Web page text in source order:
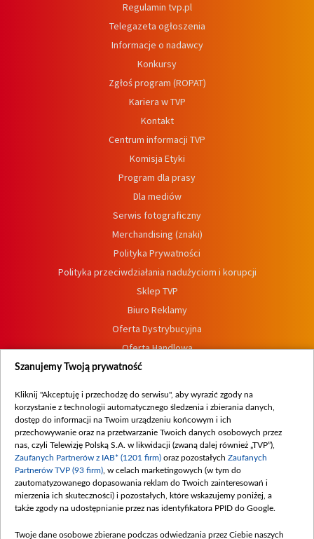
Regulamin tvp.pl
Telegazeta ogłoszenia
Informacje o nadawcy
Konkursy
Zgłoś program (ROPAT)
Kariera w TVP
Kontakt
Centrum informacji TVP
Komisja Etyki
Program dla prasy
Dla mediów
Serwis fotograficzny
Merchandising (znaki)
Polityka Prywatności
Polityka przeciwdziałania nadużyciom i korupcji
Sklep TVP
Biuro Reklamy
Oferta Dystrybucyjna
Oferta Handlowa
Dostępność
Procedura zgłoszeń wewnętrznych
Szanujemy Twoją prywatność
Kliknij "Akceptuję i przechodzę do serwisu", aby wyrazić zgody na
korzystanie z technologii automatycznego śledzenia i zbierania danych,
dostęp do informacji na Twoim urządzeniu końcowym i ich
przechowywanie oraz na przetwarzanie Twoich danych osobowych przez
nas, czyli Telewizję Polską S.A. w likwidacji (zwaną dalej również „TVP”),
Zaufanych Partnerów z IAB* (1201 firm) oraz pozostałych Zaufanych
Partnerów TVP (93 firm) , w celach marketingowych (w tym do
zautomatyzowanego dopasowania reklam do Twoich zainteresowań i
mierzenia ich skuteczności) i pozostałych, które wskazujemy poniżej, a
także zgody na udostępnianie przez nas identyfikatora PPID do Google.
Twoje dane osobowe zbierane podczas odwiedzania przez Ciebie naszych